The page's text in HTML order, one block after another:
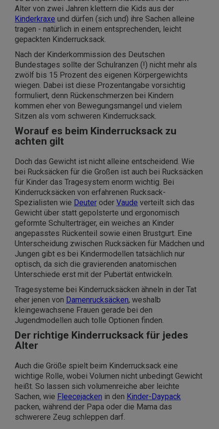
Alter von zwei Jahren klettern die Kids aus der
Kinderkraxe und dürfen (sich und) ihre Sachen alleine
tragen - natürlich in einem entsprechenden, leicht
gepackten Kinderrucksack.
Nach der Kinderkommission des Deutschen
Bundestages sollte der Schulranzen (!) nicht mehr als
zwölf bis 15 Prozent des eigenen Körpergewichts
wiegen. Dabei ist diese Prozentangabe vorsichtig
formuliert, denn Rückenschmerzen bei Kindern
kommen eher von Bewegungsmangel und vielem
Sitzen als vom schweren Kinderrucksack.
Worauf es beim Kinderrucksack zu
achten gilt
Doch das Gewicht ist nicht alleine entscheidend. Wie
bei Rucksäcken für die Großen ist auch bei Rucksäcken
für Kinder das Tragesystem enorm wichtig. Bei
Kinderrucksäcken von erfahrenen Rucksack-
Spezialisten wie Deuter oder Vaude verteilt sich das
Gewicht über statt gepolsterte und ergonomisch
geformte Schulterträger, ein weiches an Kinder
angepasstes Rückenteil sowie einen Brustgurt. Eine
Unterscheidung zwischen Rucksäcken für Mädchen und
Jungen gibt es bei Kindermodellen tatsächlich nur
optisch, da sich die gravierenden anatomischen
Unterschiede erst mit der Pubertät entwickeln.
Tragesysteme bei Kinderrucksäcken ähneln in der Tat
eher jenen von Damenrucksäcken, weshalb
kleingewachsene Frauen gerade bei den
Jugendmodellen auch tolle Optionen finden.
Der richtige Kinderrucksack für jedes
Alter
Auch die Größe spielt beim Kinderrucksack eine
wichtige Rolle, wobei Volumen nicht unbedingt Gewicht
heißt. So lassen sich volumenreiche aber leichte
Sachen, wie Fleecejacken in den Kinder-Daypack
packen, während der Papa oder die Mama das
schwerere Zeug schleppen darf.